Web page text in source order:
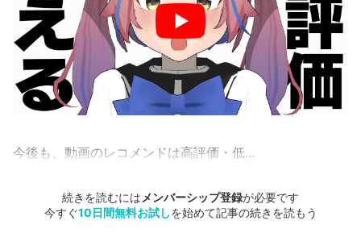
今後も、動画のレコメンドは高評価・低...
続きを読むには メンバーシップ登録が必要です
今すぐ10日間無料お試しを始めて記事の続きを読もう